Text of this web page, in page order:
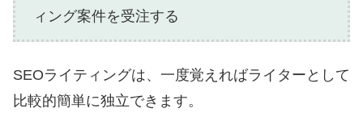
ィング案件を受注する
SEOライティングは、一度覚えればライターとして
比較的簡単に独立できます。